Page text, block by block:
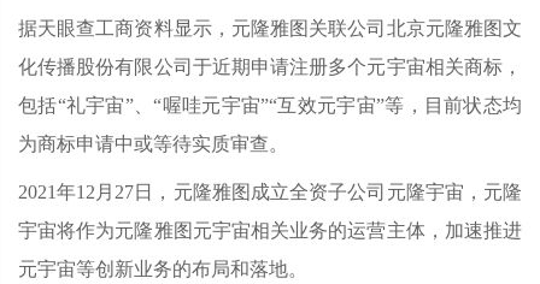
据天眼查工商资料显示，元隆雅图关联公司北京元隆雅图文
化传播股份有限公司于近期申请注册多个元宇宙相关商标，
包括“礼宇宙”、“喔哇元宇宙”“互效元宇宙”等，目前状态均
为商标申请中或等待实质审查。
2021年12月27日，元隆雅图成立全资子公司元隆宇宙，元隆
宇宙将作为元隆雅图元宇宙相关业务的运营主体，加速推进
元宇宙等创新业务的布局和落地。